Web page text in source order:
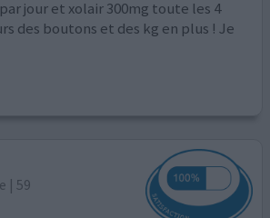
jour et xolair 300mg toute les 4
des boutons et des kg en plus ! Je
| 59